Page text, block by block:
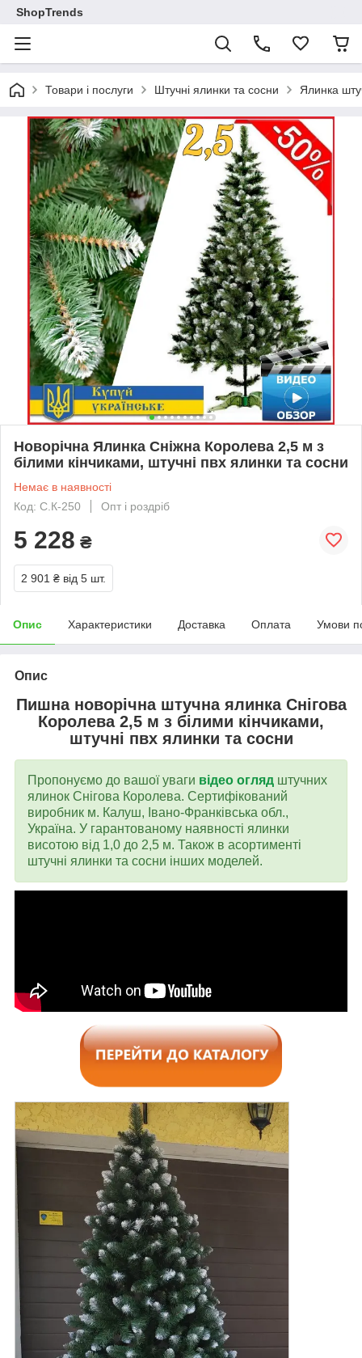
ShopTrends
Товари і послуги Штучні ялинки та сосни Ялинка
Новорічна Ялинка Сніжна Королева 2,5 м з
білими кінчиками, штучні пвх ялинки та сосни
Немає в наявності
Код: С.К-250
Опт і роздріб
5 228 ₴
2 901 ₴ від 5 шт.
Опис Характеристики Доставка Оплата Умови
Опис
Пишна новорічна штучна ялинка Снігова
Королева 2,5 м з білими кінчиками,
штучні пвх ялинки та сосни
Пропонуємо до вашої уваги відео огляд штучних
ялинок Снігова Королева. Сертифікований
виробник м. Калуш, Івано-Франківська обл.,
Україна. У гарантованому наявності ялинки
висотою від 1,0 до 2,5 м. Також в асортименті
штучні ялинки та сосни інших моделей.